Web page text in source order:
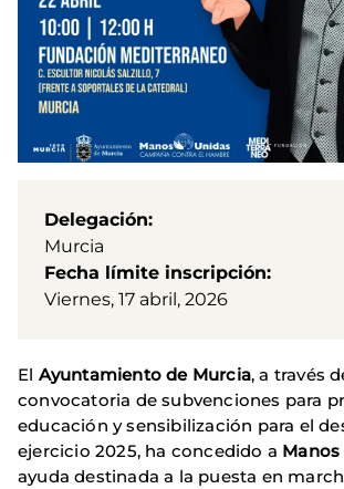
Delegación
Murcia
Fecha límite inscripción
Viernes, 17 abril, 2026
El Ayuntamiento de Murcia, a través
convocatoria de subvenciones para
educación y sensibilización para el
ejercicio 2025, ha concedido a
ayuda destinada a la puesta en